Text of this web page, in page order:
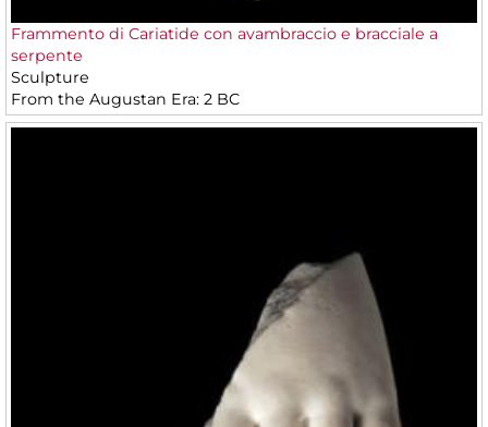
Frammento di Cariatide con avambraccio e bracciale a
serpente
Sculpture
From the Augustan Era: 2 BC